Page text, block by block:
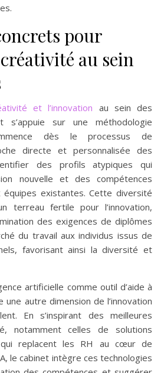
pour
au sein
et l’innovation au sein des
s’appuie sur une méthodologie
dès le processus de
directe et personnalisée des
des profils atypiques qui
nouvelle et des compétences
équipes existantes. Cette diversité
terreau fertile pour l’innovation,
des exigences de diplômes
du travail aux individus issus de
favorisant ainsi la diversité et
artificielle comme outil d’aide à
autre dimension de l’innovation
En s’inspirant des meilleures
notamment celles de solutions
replacent les RH au cœur de
le cabinet intègre ces technologies